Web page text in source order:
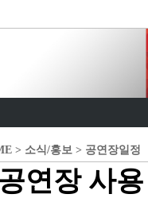
> 소식/홍보 > 공연장일정
연장 사용